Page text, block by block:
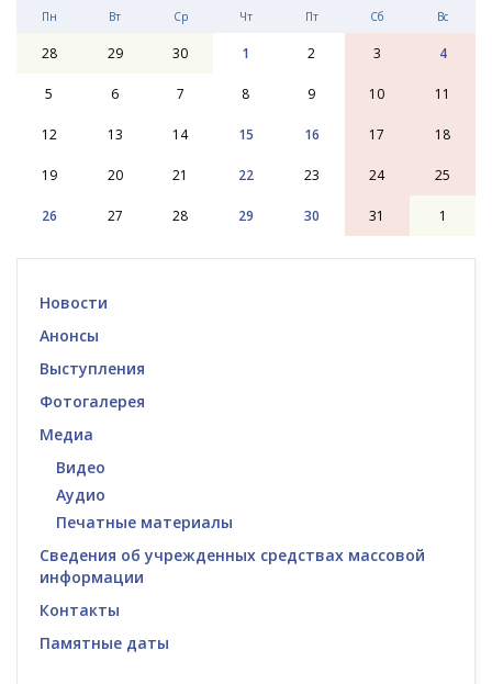
Пн Вт Ср Чт Пт Сб Вс
28 29 30 1 2 3 4
5 6 7 8 9 10 11
12 13 14 15 16 17 18
19 20 21 22 23 24 25
26 27 28 29 30 31 1
Новости
Анонсы
Выступления
Фотогалерея
Медиа
Видео
Аудио
Печатные материалы
Сведения об учрежденных средствах массовой
информации
Контакты
Памятные даты